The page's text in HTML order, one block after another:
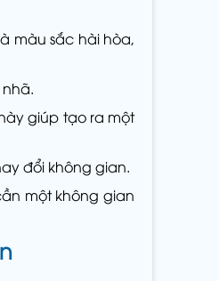
màu sắc hài hòa,
giúp tạo ra một
đổi không gian.
một không gian